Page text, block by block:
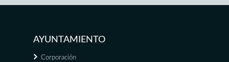
AYUNTAMIENTO
Corporación